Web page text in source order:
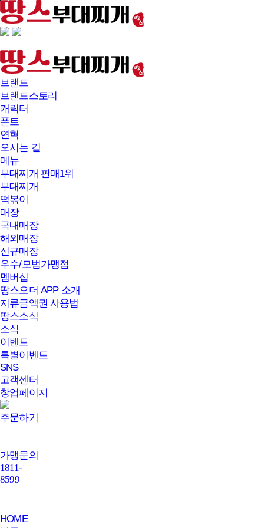
본문바로가기
브랜드
브랜드스토리
캐릭터
폰트
연혁
오시는 길
메뉴
부대찌개 판매1위
부대찌개
떡볶이
매장
국내매장
해외매장
신규매장
우수/모범가맹점
멤버십
땅스오더 APP 소개
지류금액권 사용법
땅스소식
소식
이벤트
특별이벤트
SNS
고객센터
창업페이지
주문하기
가맹문의
1811-
8599
HOME